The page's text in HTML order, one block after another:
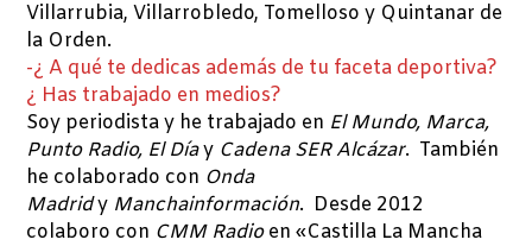
Villarrubia, Villarrobledo, Tomelloso y Quintanar de
la Orden.
-¿ A qué te dedicas además de tu faceta deportiva?
¿ Has trabajado en medios?
Soy periodista y he trabajado en El Mundo, Marca,
Punto Radio, El Díay Cadena SER Alcázar. También
he colaborado con Onda
Madridy Manchainformación. Desde 2012
colaboro con CMM Radioen «Castilla La Mancha